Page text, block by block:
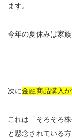
ます。
今年の夏休みは家
次に金融商品購入
これは「そろそろ
と懸念されている